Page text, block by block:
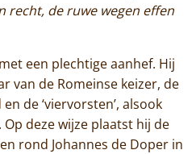
recht, de ruwe wegen effen
een plechtige aanhef. Hij
van de Romeinse keizer, de
de ‘viervorsten’, alsook
deze wijze plaatst hij de
rond Johannes de Doper in